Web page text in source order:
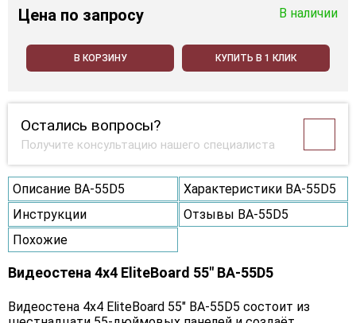
Цена по запросу В наличии
В КОРЗИНУ КУПИТЬ В 1 КЛИК
Остались вопросы?
Получите консультацию нашего специалиста
Описание BA-55D5
Характеристики BA-55D5
Инструкции
Отзывы BA-55D5
Похожие
Видеостена 4x4 EliteBoard 55" BA-55D5
Видеостена 4х4 EliteBoard 55" BA-55D5 состоит из